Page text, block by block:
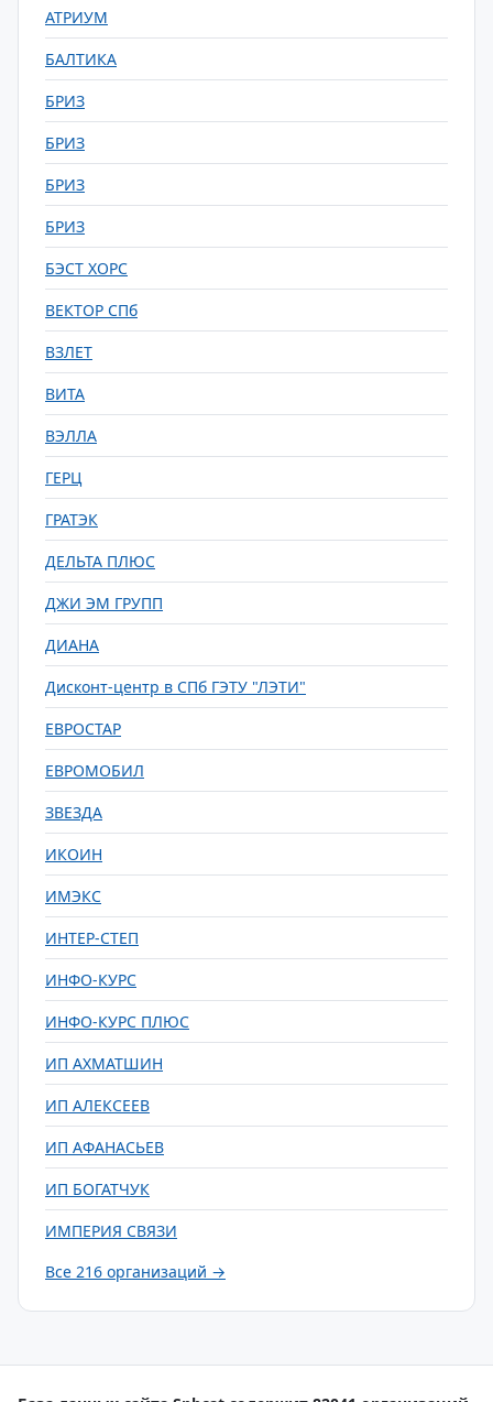
АТРИУМ
БАЛТИКА
БРИЗ
БРИЗ
БРИЗ
БРИЗ
БЭСТ ХОРС
ВЕКТОР СПб
ВЗЛЕТ
ВИТА
ВЭЛЛА
ГЕРЦ
ГРАТЭК
ДЕЛЬТА ПЛЮС
ДЖИ ЭМ ГРУПП
ДИАНА
Дисконт-центр в СПб ГЭТУ "ЛЭТИ"
ЕВРОСТАР
ЕВРОМОБИЛ
ЗВЕЗДА
ИКОИН
ИМЭКС
ИНТЕР-СТЕП
ИНФО-КУРС
ИНФО-КУРС ПЛЮС
ИП АХМАТШИН
ИП АЛЕКСЕЕВ
ИП АФАНАСЬЕВ
ИП БОГАТЧУК
ИМПЕРИЯ СВЯЗИ
Все 216 организаций →